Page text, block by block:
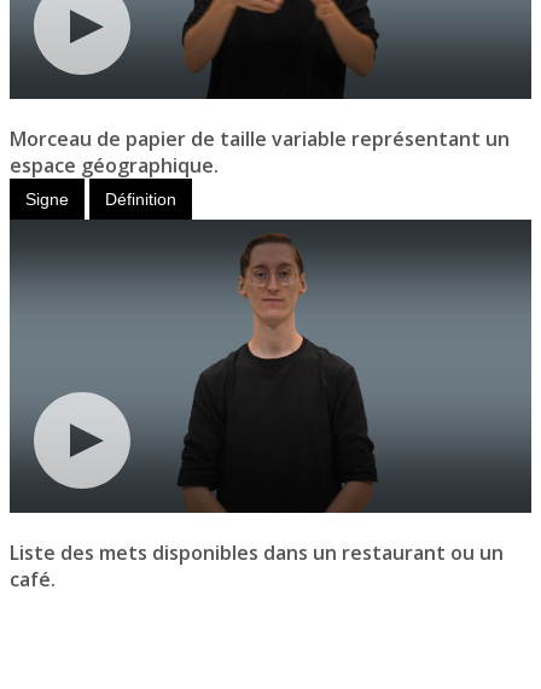
Morceau de papier de taille variable représentant un
espace géographique.
Signe Définition
Liste des mets disponibles dans un restaurant ou un
café.